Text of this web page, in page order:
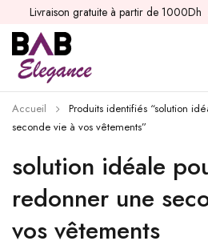
Livraison gratuite à partir de 1000Dh
solution idéale
redonner une
vos vêtements
Accueil
Produits identifiés “solution
seconde vie à vos vêtements”